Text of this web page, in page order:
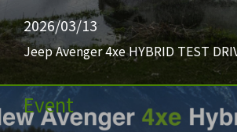
2026/03/13
Jeep Avenger 4xe HYBRID TEST
Event